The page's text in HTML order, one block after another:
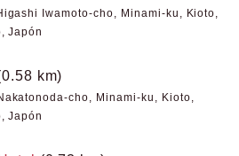
Iwamoto-cho, Minami-ku, Kioto,
Japón
km)
cho, Minami-ku, Kioto,
Japón